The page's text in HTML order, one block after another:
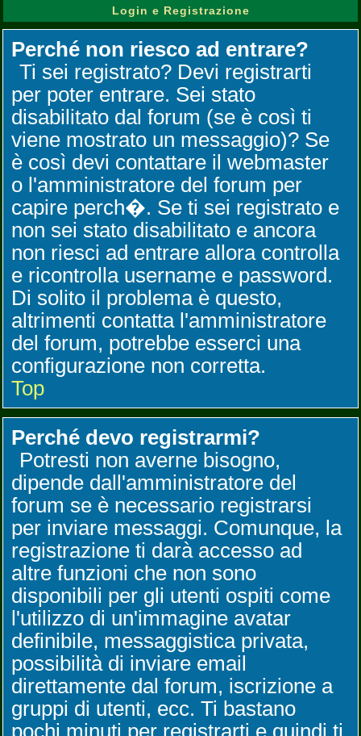
Login e Registrazione
Perché non riesco ad entrare?
Ti sei registrato? Devi registrarti
per poter entrare. Sei stato
disabilitato dal forum (se è così ti
viene mostrato un messaggio)? Se
è così devi contattare il webmaster
o l'amministratore del forum per
capire perch�. Se ti sei registrato e
non sei stato disabilitato e ancora
non riesci ad entrare allora controlla
e ricontrolla username e password.
Di solito il problema è questo,
altrimenti contatta l'amministratore
del forum, potrebbe esserci una
configurazione non corretta.
Top
Perché devo registrarmi?
Potresti non averne bisogno,
dipende dall'amministratore del
forum se è necessario registrarsi
per inviare messaggi. Comunque, la
registrazione ti darà accesso ad
altre funzioni che non sono
disponibili per gli utenti ospiti come
l'utilizzo di un'immagine avatar
definibile, messaggistica privata,
possibilità di inviare email
direttamente dal forum, iscrizione a
gruppi di utenti, ecc. Ti bastano
pochi minuti per registrarti e quindi ti